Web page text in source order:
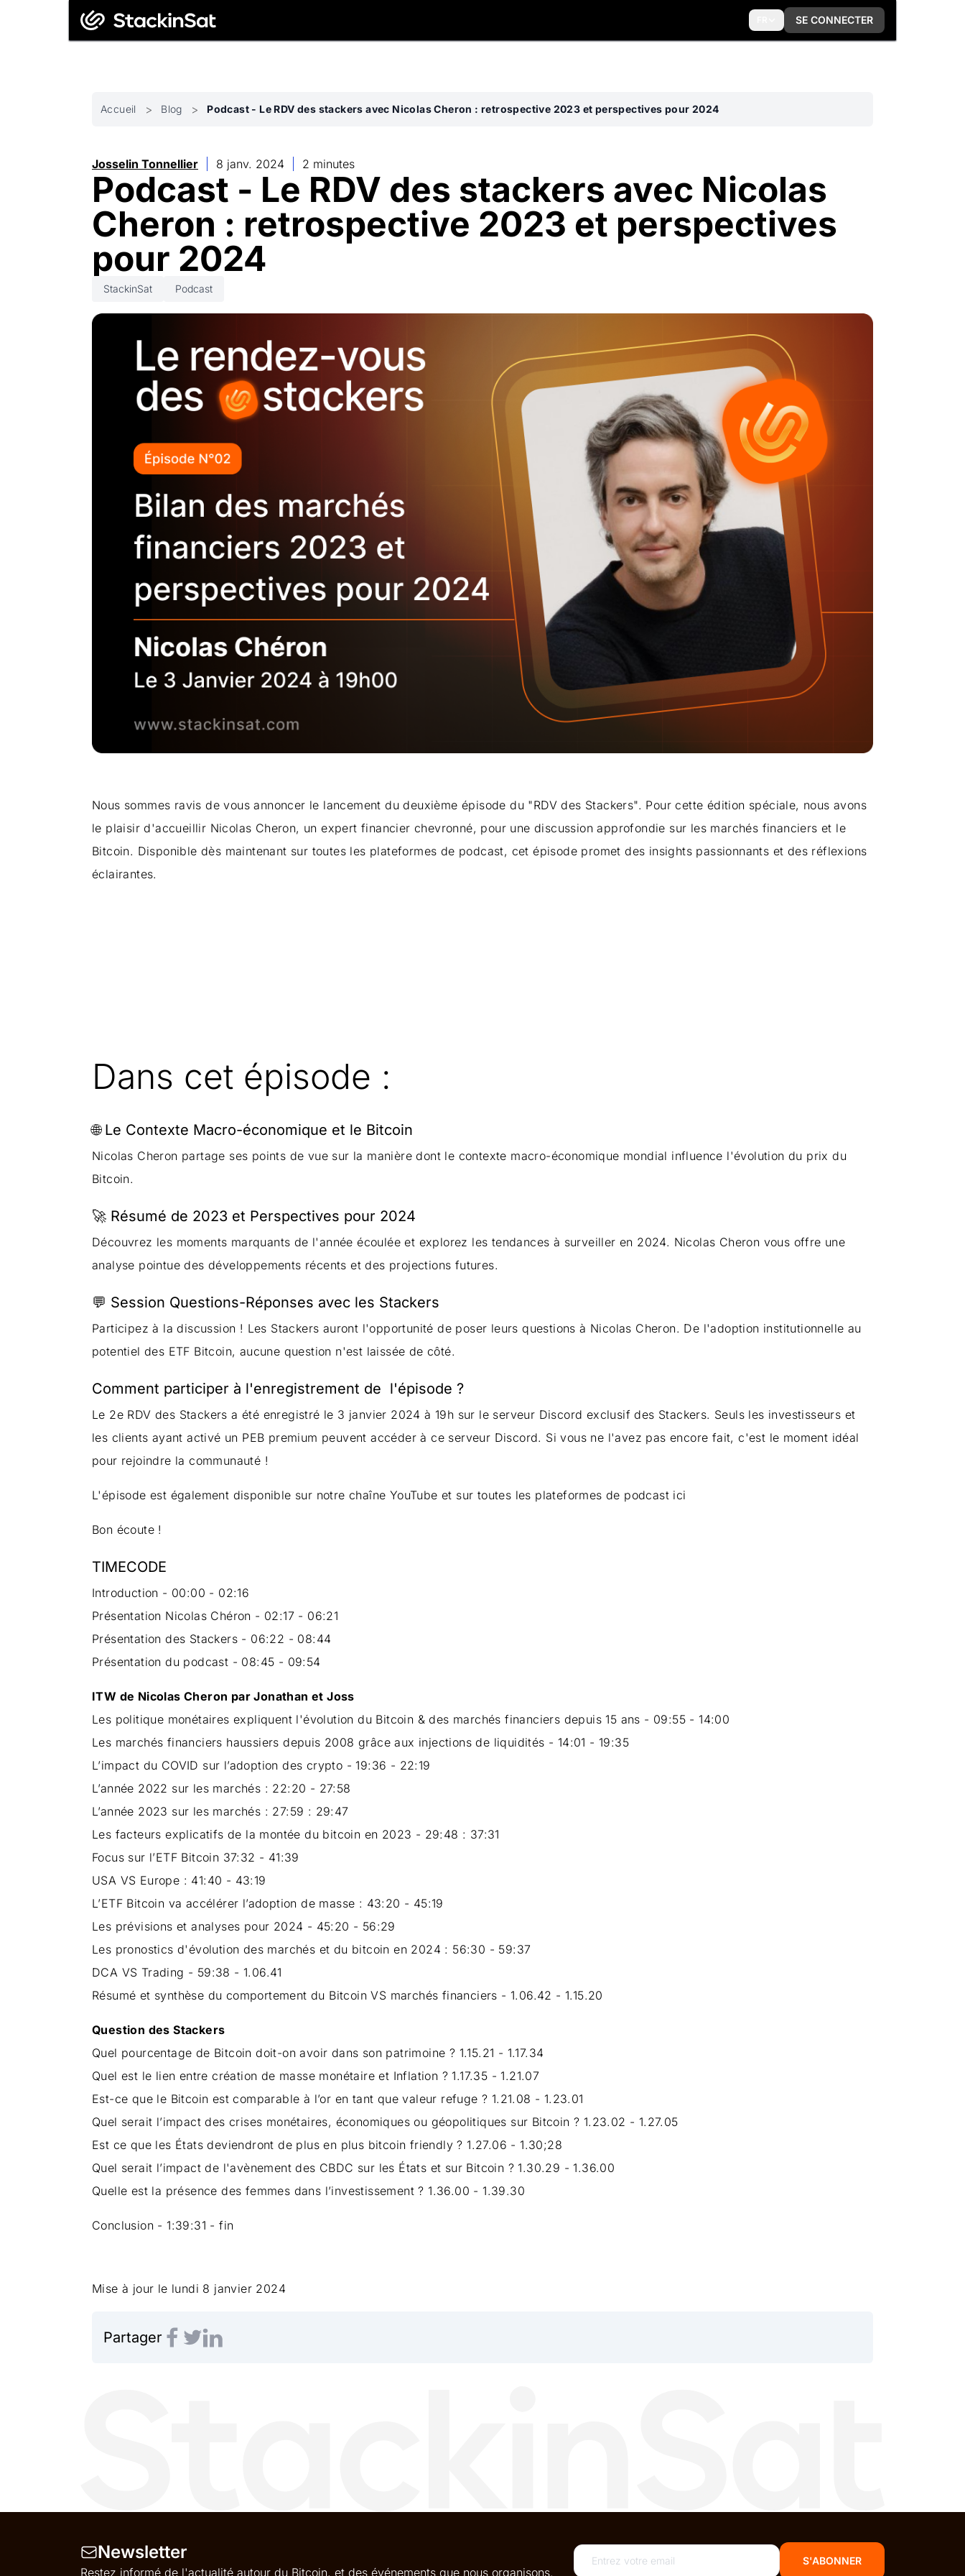
SE CONNECTER
Accueil Blog Podcast - Le RDV des stackers avec Nicolas Cheron : retrospective 2023 et perspectives pour 2024
Josselin Tonnellier 8 janv. 2024 2 minutes
Podcast - Le RDV des stackers avec Nicolas
Cheron : retrospective 2023 et perspectives
pour 2024
StackinSat Podcast
Nous sommes ravis de vous annoncer le lancement du deuxième épisode du "RDV des Stackers". Pour cette édition spéciale, nous avons
le plaisir d'accueillir Nicolas Cheron, un expert financier chevronné, pour une discussion approfondie sur les marchés financiers et le
Bitcoin. Disponible dès maintenant sur toutes les plateformes de podcast, cet épisode promet des insights passionnants et des réflexions
éclairantes.
Dans cet épisode :
🌐 Le Contexte Macro-économique et le Bitcoin
Nicolas Cheron partage ses points de vue sur la manière dont le contexte macro-économique mondial influence l'évolution du prix du
Bitcoin.
🚀 Résumé de 2023 et Perspectives pour 2024
Découvrez les moments marquants de l'année écoulée et explorez les tendances à surveiller en 2024. Nicolas Cheron vous offre une
analyse pointue des développements récents et des projections futures.
💬 Session Questions-Réponses avec les Stackers
Participez à la discussion ! Les Stackers auront l'opportunité de poser leurs questions à Nicolas Cheron. De l'adoption institutionnelle au
potentiel des ETF Bitcoin, aucune question n'est laissée de côté.
Comment participer à l'enregistrement de l'épisode ?
Le 2e RDV des Stackers a été enregistré le 3 janvier 2024 à 19h sur le serveur Discord exclusif des Stackers. Seuls les investisseurs et
les clients ayant activé un PEB premium peuvent accéder à ce serveur Discord. Si vous ne l'avez pas encore fait, c'est le moment idéal
pour rejoindre la communauté !
L'épisode est également disponible sur notre chaîne YouTube et sur toutes les plateformes de podcast ici
Bon écoute !
TIMECODE
Introduction - 00:00 - 02:16
Présentation Nicolas Chéron - 02:17 - 06:21
Présentation des Stackers - 06:22 - 08:44
Présentation du podcast - 08:45 - 09:54
ITW de Nicolas Cheron par Jonathan et Joss
Les politique monétaires expliquent l'évolution du Bitcoin & des marchés financiers depuis 15 ans - 09:55 - 14:00
Les marchés financiers haussiers depuis 2008 grâce aux injections de liquidités - 14:01 - 19:35
L’impact du COVID sur l’adoption des crypto - 19:36 - 22:19
L’année 2022 sur les marchés : 22:20 - 27:58
L’année 2023 sur les marchés : 27:59 : 29:47
Les facteurs explicatifs de la montée du bitcoin en 2023 - 29:48 : 37:31
Focus sur l’ETF Bitcoin 37:32 - 41:39
USA VS Europe : 41:40 - 43:19
L’ETF Bitcoin va accélérer l’adoption de masse : 43:20 - 45:19
Les prévisions et analyses pour 2024 - 45:20 - 56:29
Les pronostics d'évolution des marchés et du bitcoin en 2024 : 56:30 - 59:37
DCA VS Trading - 59:38 - 1.06.41
Résumé et synthèse du comportement du Bitcoin VS marchés financiers - 1.06.42 - 1.15.20
Question des Stackers
Quel pourcentage de Bitcoin doit-on avoir dans son patrimoine ? 1.15.21 - 1.17.34
Quel est le lien entre création de masse monétaire et Inflation ? 1.17.35 - 1.21.07
Est-ce que le Bitcoin est comparable à l’or en tant que valeur refuge ? 1.21.08 - 1.23.01
Quel serait l’impact des crises monétaires, économiques ou géopolitiques sur Bitcoin ? 1.23.02 - 1.27.05
Est ce que les États deviendront de plus en plus bitcoin friendly ? 1.27.06 - 1.30;28
Quel serait l’impact de l'avènement des CBDC sur les États et sur Bitcoin ? 1.30.29 - 1.36.00
Quelle est la présence des femmes dans l’investissement ? 1.36.00 - 1.39.30
Conclusion - 1:39:31 - fin
Mise à jour le lundi 8 janvier 2024
Partager
Newsletter
Restez informé de l'actualité autour du Bitcoin, et des événements que nous organisons.
S'ABONNER